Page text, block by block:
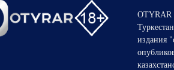
OTYRAR
издания